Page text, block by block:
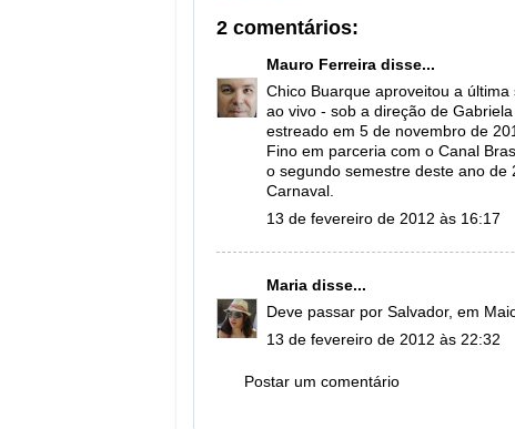
2 comentários:
Mauro Ferreira disse...
Chico Buarque aproveitou a
ao vivo - sob a direção de
estreado em 5 de novembro de
Fino em parceria com o Canal
o segundo semestre deste ano de
Carnaval.
13 de fevereiro de 2012 às 16:17
Maria disse...
Deve passar por Salvador, em
13 de fevereiro de 2012 às 22:32
Postar um comentário